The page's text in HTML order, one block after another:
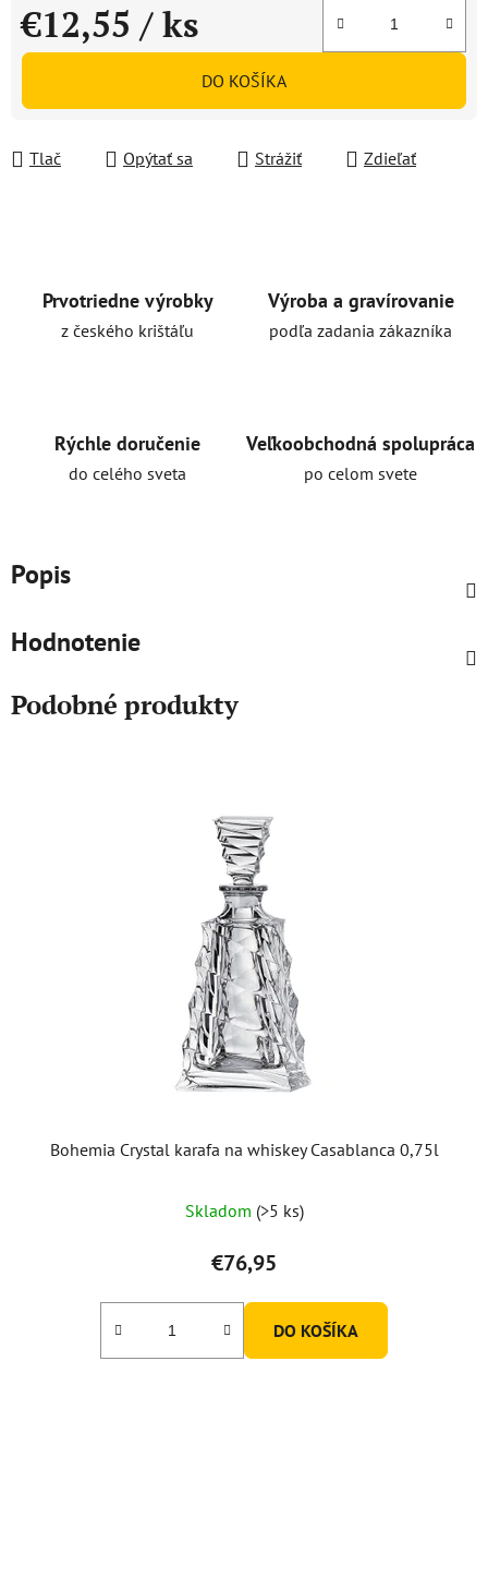
€12,55 / ks
Jednotková cena:
DO KOŠÍKA
Tlač Opýtať sa Strážiť Zdieľať
Prvotriedne výrobky
z českého krištáľu
Výroba a gravírovanie
podľa zadania zákazníka
Rýchle doručenie
do celého sveta
Veľkoobchodná spolupráca
po celom svete
Popis
Hodnotenie
Podobné produkty
Bohemia Crystal karafa na whiskey Casablanca 0,75l
hodnotenie
produktu
je
5,0
Skladom (>5 ks)
€76,95
DO KOŠÍKA